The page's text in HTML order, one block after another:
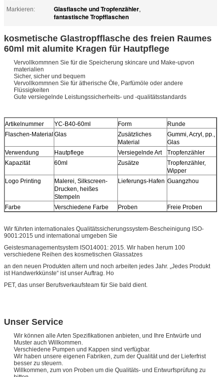
Markieren: Glasflasche und Tropfenzähler,
fantastische Tropfflaschen
kosmetische Glastropfflasche des freien Raumes
60ml mit alumite Kragen für Hautpflege
Vervollkommnen Sie für die Speicherung skincare und Make-upvon
materialien
Sicher, sicher und bequem
Vervollkommnen Sie für ätherische Öle, Parfümöle oder andere
Flüssigkeiten
Gute versiegelnde Leistungssicherheits- und -qualitätsstandards
Artikelnummer YC-B40-60ml Form
Runde
Flaschen-Material Glas
Zusätzliches
Material
Gummi, Acryl, pp.,
Glas
Verwendung
Hautpflege Versiegelnde Art
Tropfenzähler
Kapazität
60ml Zusätze
Tropfenzähler,
Wipper
Logo Printing
Malerei, Silkscreen-
Drucken, heißes
Stempeln
Lieferungs-Hafen Guangzhou
Farbe Verschiedene Farbe Proben Freie Proben
Wir führten internationales Qualitätssicherungssystem-Bescheinigung ISO-
9001:2015 und international umgeben Sie
Geistesmanagementsystem ISO14001: 2015. Wir haben herum 100
verschiedene Reihen des kosmetischen Glassatzes
an den neuen Produkten altern und noch arbeiten jedes Jahr. „Jedes Produkt
ist Handwerkkünste“ ist unser Auftrag. Ho
PET, das unser Berufsverkaufsteam für Sie bald dient.
Unser Service
Wir können alle Arten Spezifikationen anbieten, und Ihre Entwürfe und
Muster auch Willkommen.
Verschiedene Pumpen und Kappen sind verfügbar.
Wir haben unsere eigenen Fabriken, zum der Qualität und der Lieferfrist
besser zu steuern.
Willkommen, zum von Proben um die Qualitäts- und Entwurfsprüfung zu